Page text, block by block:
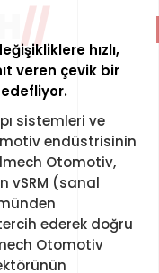
//
hızlı,
veren çevik bir
sistemleri ve
endüstrisinin
Otomotiv,
vSRM (sanal
ederek doğru
Otomotiv